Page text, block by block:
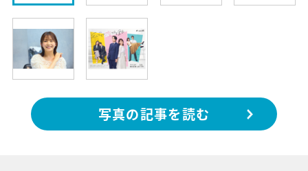
写真の記事を読む